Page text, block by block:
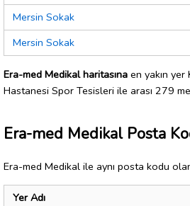
Mersin Sokak
Mersin Sokak
Era-med Medikal haritasına en yakın yer
Hastanesi Spor Tesisleri ile arası 279
Era-med Medikal Posta
Era-med Medikal ile aynı posta kodu
Yer Adı